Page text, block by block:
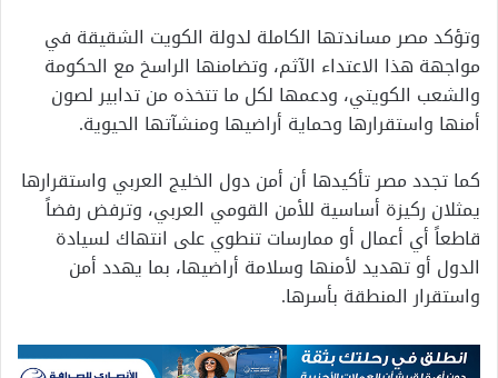
وتؤكد مصر مساندتها الكاملة لدولة الكويت الشقيقة في
مواجهة هذا الاعتداء الآثم، وتضامنها الراسخ مع الحكومة
والشعب الكويتي، ودعمها لكل ما تتخذه من تدابير لصون
أمنها واستقرارها وحماية أراضيها ومنشآتها الحيوية.
كما تجدد مصر تأكيدها أن أمن دول الخليج العربي واستقرارها
يمثلان ركيزة أساسية للأمن القومي العربي، وترفض رفضاً
قاطعاً أي أعمال أو ممارسات تنطوي على انتهاك لسيادة
الدول أو تهديد لأمنها وسلامة أراضيها، بما يهدد أمن
واستقرار المنطقة بأسرها.